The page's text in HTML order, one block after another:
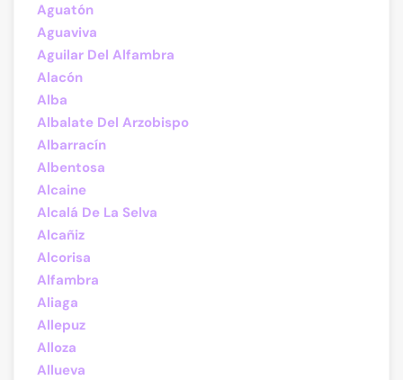
Aguatón
Aguaviva
Aguilar Del Alfambra
Alacón
Alba
Albalate Del Arzobispo
Albarracín
Albentosa
Alcaine
Alcalá De La Selva
Alcañiz
Alcorisa
Alfambra
Aliaga
Allepuz
Alloza
Allueva